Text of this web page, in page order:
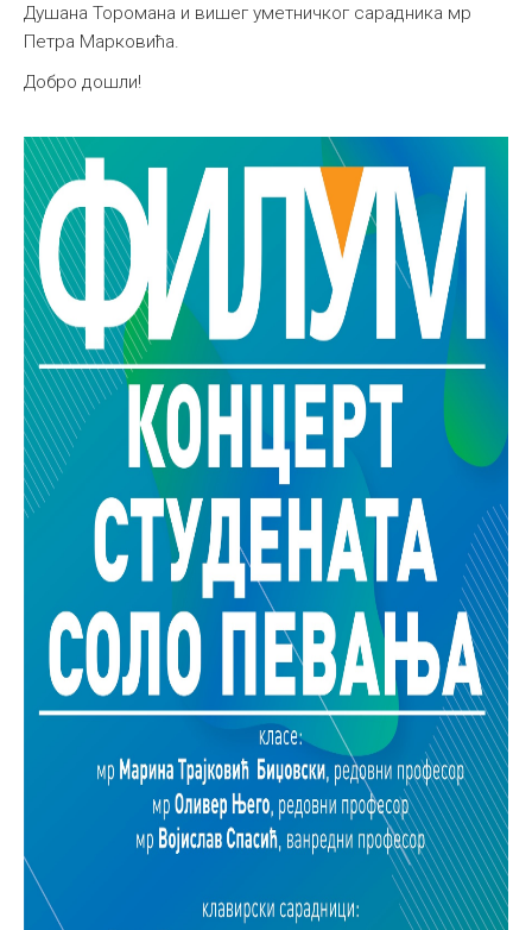
Душана Торомана и вишег уметничког сарадника мр
Петра Марковића.
Добро дошли!